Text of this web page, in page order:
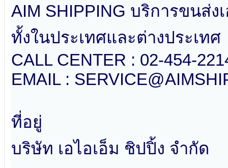
AIM SHIPPING บริการขนส่
ทั้งในประเทศและต่างประเทศ
CALL CENTER : 02-454-
EMAIL :
ที่อยู่
บริษัท เอไอเอ็ม ชิปปิ้ง จำกัด